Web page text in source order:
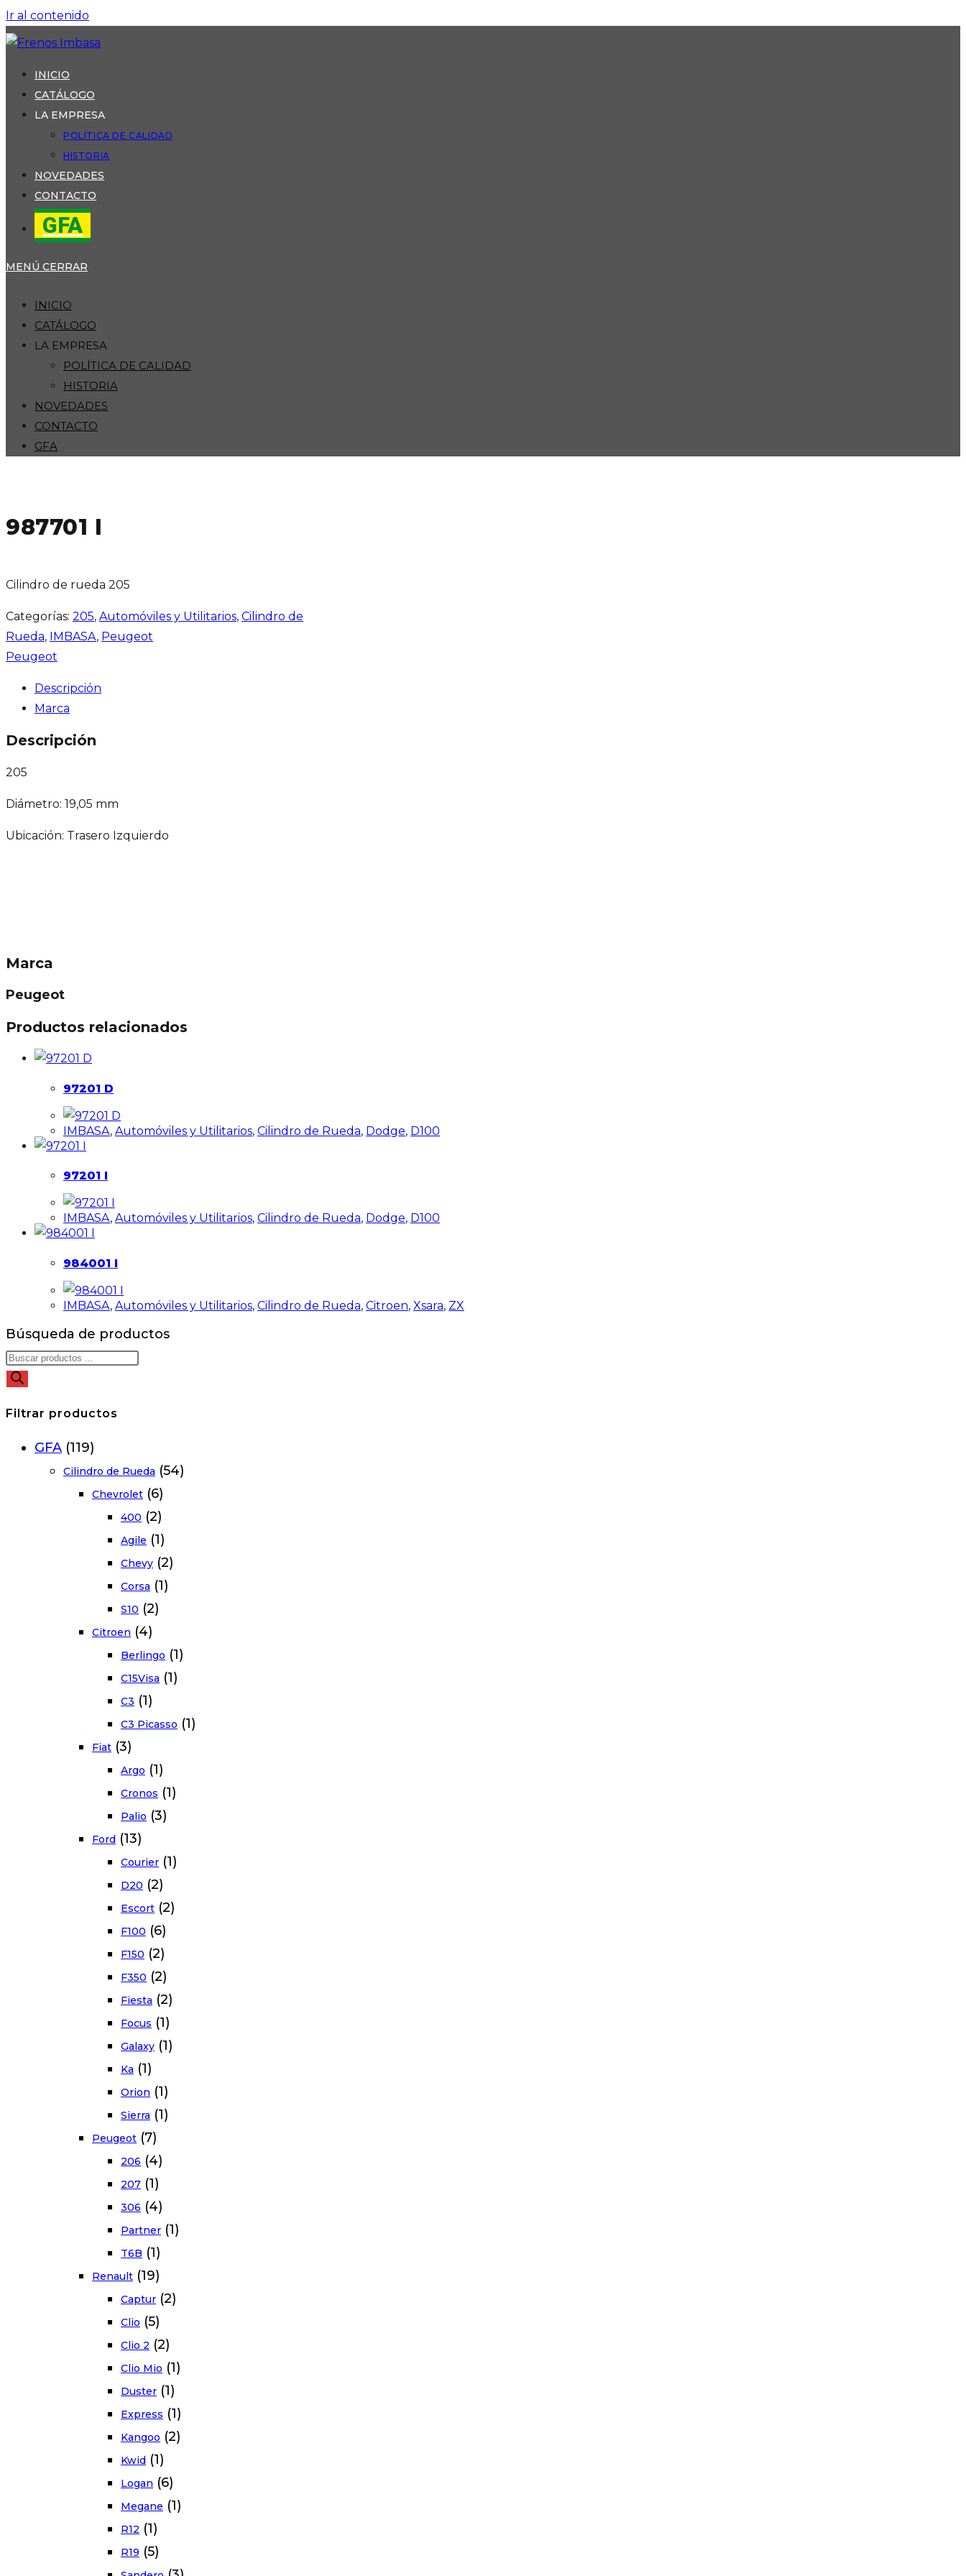
Ir al contenido
INICIO
CATÁLOGO
LA EMPRESA
POLÍTICA DE CALIDAD
HISTORIA
NOVEDADES
CONTACTO
GFA
MENÚ CERRAR
INICIO
CATÁLOGO
LA EMPRESA
POLÍTICA DE CALIDAD
HISTORIA
NOVEDADES
CONTACTO
GFA
987701 I
Cilindro de rueda 205
Categorías: 205, Automóviles y Utilitarios, Cilindro de
Rueda, IMBASA, Peugeot
Peugeot
Descripción
Marca
Descripción
205
Diámetro: 19,05 mm
Ubicación: Trasero Izquierdo
Marca
Peugeot
Productos relacionados
97201 D
IMBASA, Automóviles y Utilitarios, Cilindro de Rueda, Dodge, D100
97201 I
IMBASA, Automóviles y Utilitarios, Cilindro de Rueda, Dodge, D100
984001 I
IMBASA, Automóviles y Utilitarios, Cilindro de Rueda, Citroen, Xsara, ZX
Búsqueda de productos
Filtrar productos
GFA (119)
Cilindro de Rueda (54)
Chevrolet (6)
400 (2)
Agile (1)
Chevy (2)
Corsa (1)
S10 (2)
Citroen (4)
Berlingo (1)
C15Visa (1)
C3 (1)
C3 Picasso (1)
Fiat (3)
Argo (1)
Cronos (1)
Palio (3)
Ford (13)
Courier (1)
D20 (2)
Escort (2)
F100 (6)
F150 (2)
F350 (2)
Fiesta (2)
Focus (1)
Galaxy (1)
Ka (1)
Orion (1)
Sierra (1)
Peugeot (7)
206 (4)
207 (1)
306 (4)
Partner (1)
T6B (1)
Renault (19)
Captur (2)
Clio (5)
Clio 2 (2)
Clio Mio (1)
Duster (1)
Express (1)
Kangoo (2)
Kwid (1)
Logan (6)
Megane (1)
R12 (1)
R19 (5)